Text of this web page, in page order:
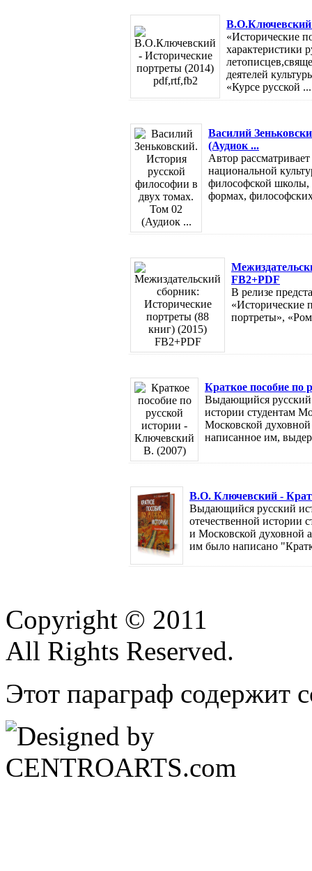
В.О.Ключевский
«Исторические
характеристики
деятелей
«Курсе русской ...
Василий
(Аудиок ...
Автор
национальной
философской школы,
формах,
FB2+PDF
В релизе
«Исторические
портреты»,
Краткое пособие по
Выдающийся русский
истории студентам
Московской
написанное им,
В.О. Ключевский -
Выдающийся русский
отечественной истории
и Московской духовной
им было написано
Copyright © 2011
All Rights Reserved.
Этот параграф содержит